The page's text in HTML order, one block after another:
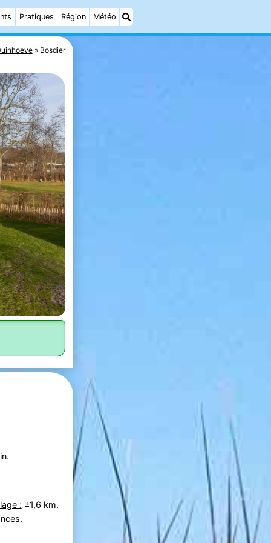
Pratiques Région Météo
Bosdier
: ±1,6 km.